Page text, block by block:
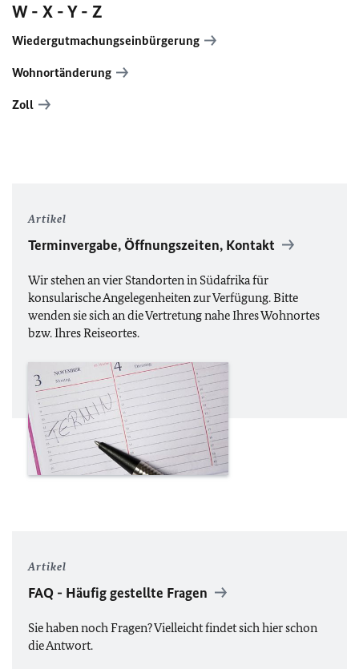
W - X - Y - Z
Wiedergutmachungseinbürgerung
Wohnortänderung
Zoll
Artikel
Terminvergabe, Öffnungszeiten, Kontakt
Wir stehen an vier Standorten in Südafrika für
konsularische Angelegenheiten zur Verfügung. Bitte
wenden sie sich an die Vertretung nahe Ihres Wohnortes
bzw. Ihres Reiseortes.
Artikel
FAQ - Häufig gestellte Fragen
Sie haben noch Fragen? Vielleicht findet sich hier schon
die Antwort.